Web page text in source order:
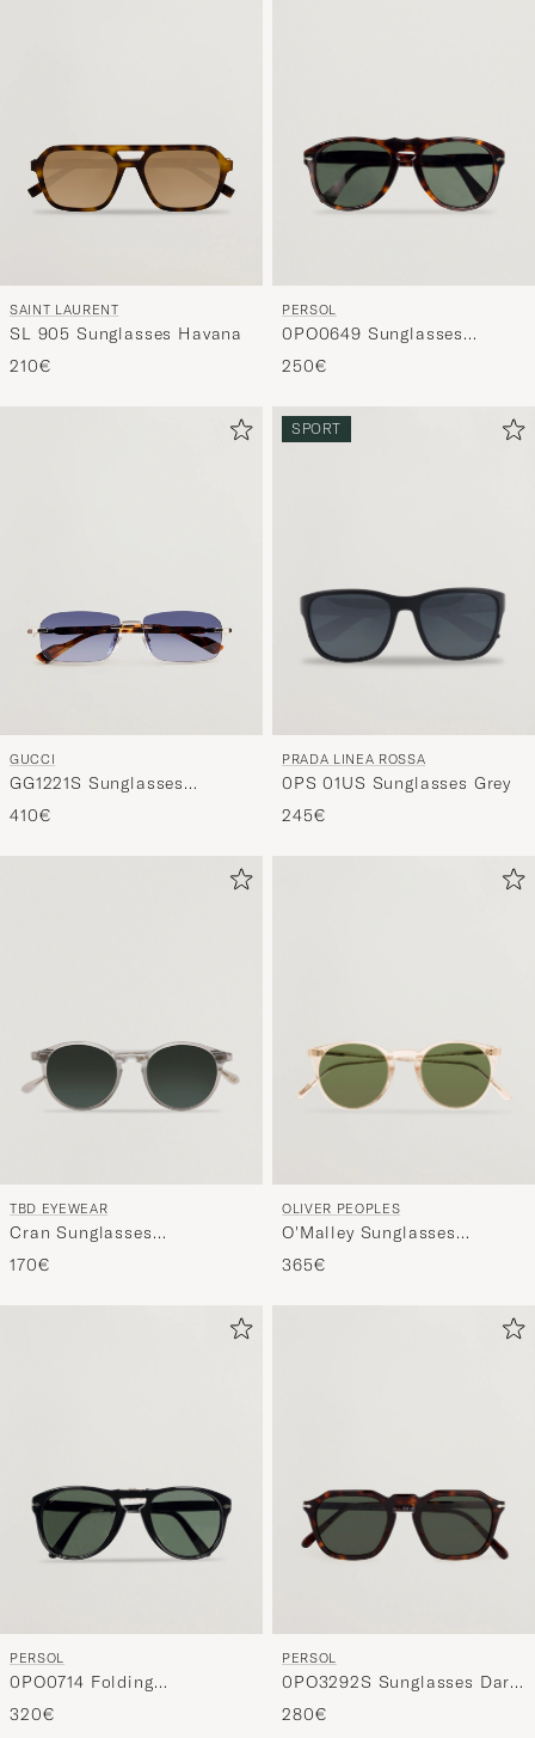
SAINT LAURENT
SL 905 Sunglasses Havana
210€
PERSOL
0PO0649 Sunglasses
Havana/Crystal Green
250€
GUCCI
GG1221S Sunglasses
Havana
410€
SPORT
PRADA LINEA ROSSA
0PS 01US Sunglasses Grey
245€
TBD EYEWEAR
Cran Sunglasses
Transparent
170€
OLIVER PEOPLES
O'Malley Sunglasses
Transparent
365€
PERSOL
0PO0714 Folding
Sunglasses Black/Crystal
Green
320€
PERSOL
0PO3292S Sunglasses Dark
Havana
280€